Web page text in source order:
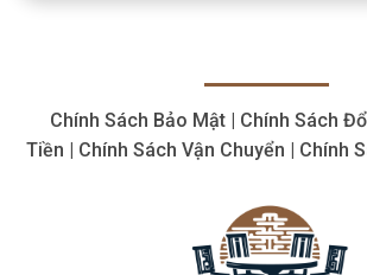
Lớn
giá
hợp
lý,
Chính Sách Bảo Mật | Chính Sách
Tiền | Chính Sách Vận Chuyển | Chính